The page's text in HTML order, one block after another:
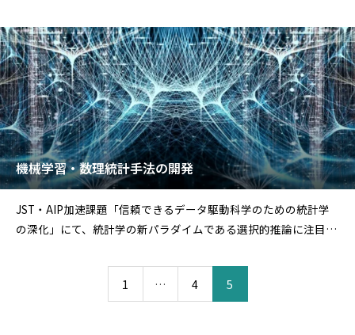
機械学習・数理統計手法の開発
JST・AIP加速課題「信頼できるデータ駆動科学のための統計学
の深化」にて、統計学の新パラダイムである選択的推論に注目
1 … 4 5